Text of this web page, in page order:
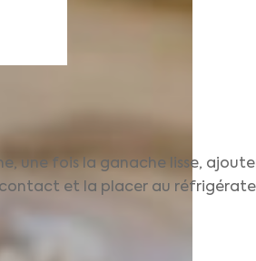
une fois la ganache lisse,
et la placer au